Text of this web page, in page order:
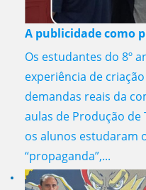
A publicidade como
Os estudantes do 8º
experiência de
demandas reais da
aulas de Produção de
os alunos estudaram
“propaganda”,...